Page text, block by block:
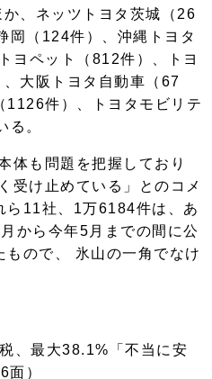
、ネッツトヨタ茨城（26
岡（124件）、沖縄トヨタ
ヨペット（812件）、トヨ
大阪トヨタ自動車（67
1126件）、トヨタモビリテ
る。
体も問題を把握しており
受け止めている」とのコメ
ら11社、1万6184件は、あ
から今年5月までの間に公
ので、 氷山の一角でなけ
、最大38.1%「不当に安
面）